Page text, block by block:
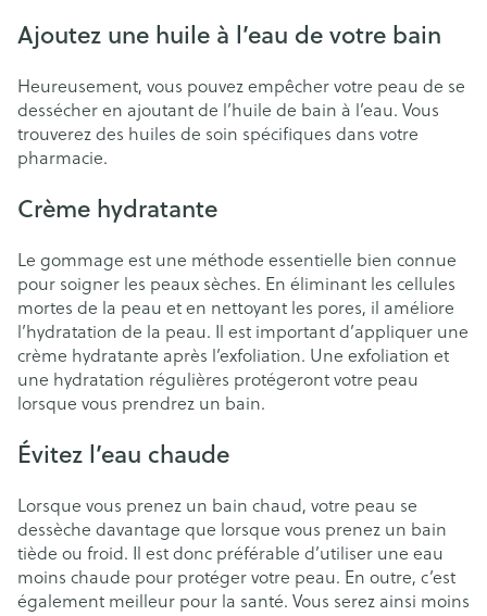
Ajoutez une huile à l’eau de votre bain
Heureusement, vous pouvez empêcher votre peau de se
dessécher en ajoutant de l’huile de bain à l’eau. Vous
trouverez des huiles de soin spécifiques dans votre
pharmacie.
Crème hydratante
Le gommage est une méthode essentielle bien connue
pour soigner les peaux sèches. En éliminant les cellules
mortes de la peau et en nettoyant les pores, il améliore
l’hydratation de la peau. Il est important d’appliquer une
crème hydratante après l’exfoliation. Une exfoliation et
une hydratation régulières protégeront votre peau
lorsque vous prendrez un bain.
Évitez l’eau chaude
Lorsque vous prenez un bain chaud, votre peau se
dessèche davantage que lorsque vous prenez un bain
tiède ou froid. Il est donc préférable d’utiliser une eau
moins chaude pour protéger votre peau. En outre, c’est
également meilleur pour la santé. Vous serez ainsi moins